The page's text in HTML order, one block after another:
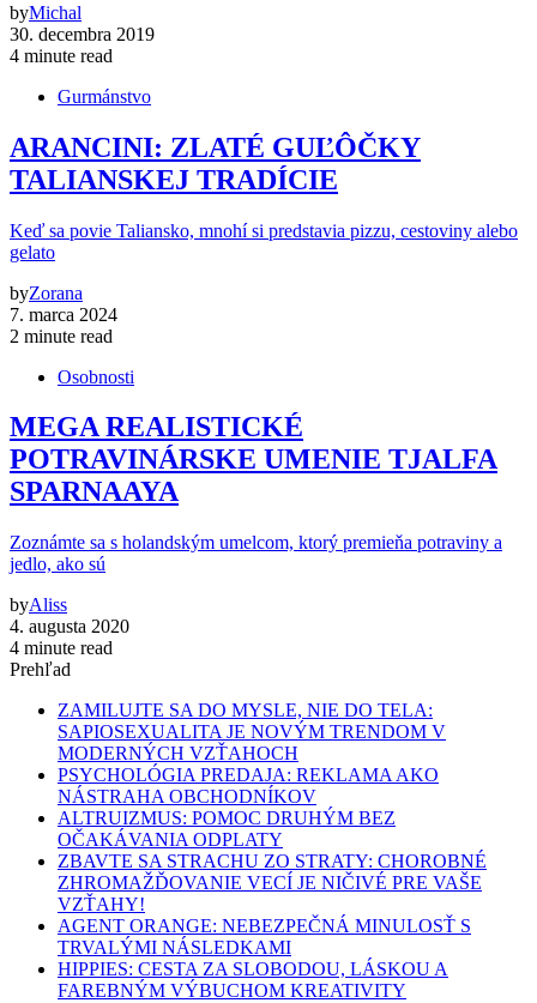
byMichal
30. decembra 2019
4 minute read
Gurmánstvo
ARANCINI: ZLATÉ GUĽÔČKY
TALIANSKEJ TRADÍCIE
Keď sa povie Taliansko, mnohí si predstavia pizzu, cestoviny alebo
gelato
byZorana
7. marca 2024
2 minute read
Osobnosti
MEGA REALISTICKÉ
POTRAVINÁRSKE UMENIE TJALFA
SPARNAAYA
Zoznámte sa s holandským umelcom, ktorý premieňa potraviny a
jedlo, ako sú
byAliss
4. augusta 2020
4 minute read
Prehľad
ZAMILUJTE SA DO MYSLE, NIE DO TELA:
SAPIOSEXUALITA JE NOVÝM TRENDOM V
MODERNÝCH VZŤAHOCH
PSYCHOLÓGIA PREDAJA: REKLAMA AKO
NÁSTRAHA OBCHODNÍKOV
ALTRUIZMUS: POMOC DRUHÝM BEZ
OČAKÁVANIA ODPLATY
ZBAVTE SA STRACHU ZO STRATY: CHOROBNÉ
ZHROMAŽĎOVANIE VECÍ JE NIČIVÉ PRE VAŠE
VZŤAHY!
AGENT ORANGE: NEBEZPEČNÁ MINULOSŤ S
TRVALÝMI NÁSLEDKAMI
HIPPIES: CESTA ZA SLOBODOU, LÁSKOU A
FAREBNÝM VÝBUCHOM KREATIVITY